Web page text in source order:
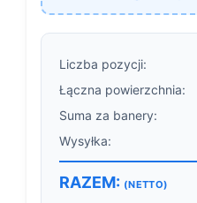
Liczba pozycji:
Łączna powierzchnia:
Suma za banery:
Wysyłka:
RAZEM: (NETTO)